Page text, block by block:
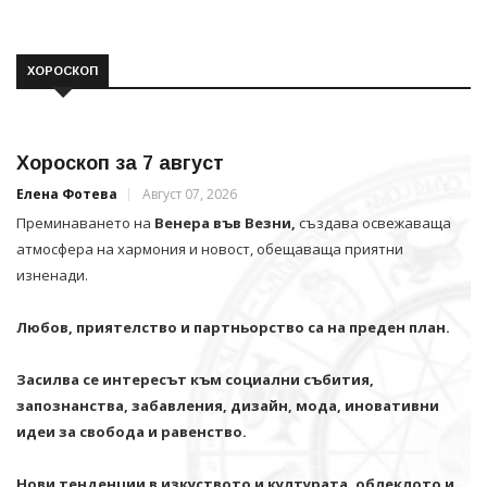
ХОРОСКОП
Хороскоп за 7 август
Елена Фотева Август 07, 2026
Преминаването на Венера във Везни, създава освежаваща
атмосфера на хармония и новост, обещаваща приятни
изненади.
Любов, приятелство и партньорство са на преден план.
Засилва се интересът към социални събития,
запознанства, забавления, дизайн, мода, иновативни
идеи за свобода и равенство.